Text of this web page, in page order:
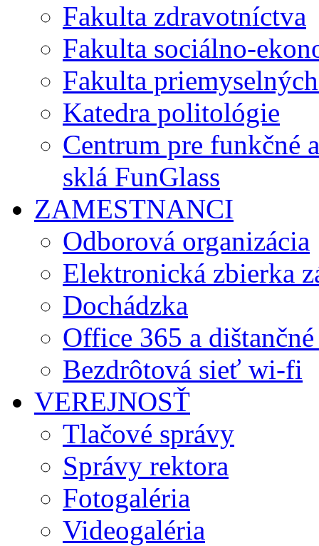
Fakulta zdravotníctva
Fakulta sociálno-
Fakulta
Katedra politológie
Centrum pre funkčné
sklá FunGlass
ZAMESTNANCI
Odborová organizácia
Elektronická zbierka
Dochádzka
Office 365 a
Bezdrôtová sieť wi-fi
VEREJNOSŤ
Tlačové správy
Správy rektora
Fotogaléria
Videogaléria